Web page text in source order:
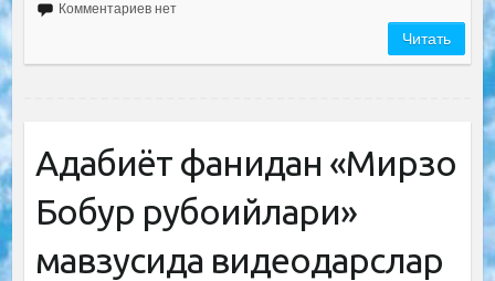
Комментариев нет
Читать
Адабиёт фанидан «Мирзо
Бобур рубоийлари»
мавзусида видеодарслар